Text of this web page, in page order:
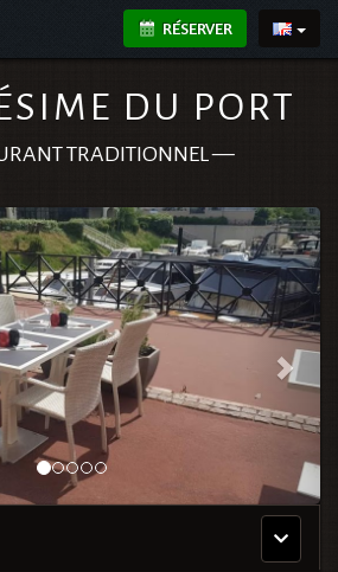
RÉSERVER
DU PORT
TRADITIONNEL—
Menu
principal